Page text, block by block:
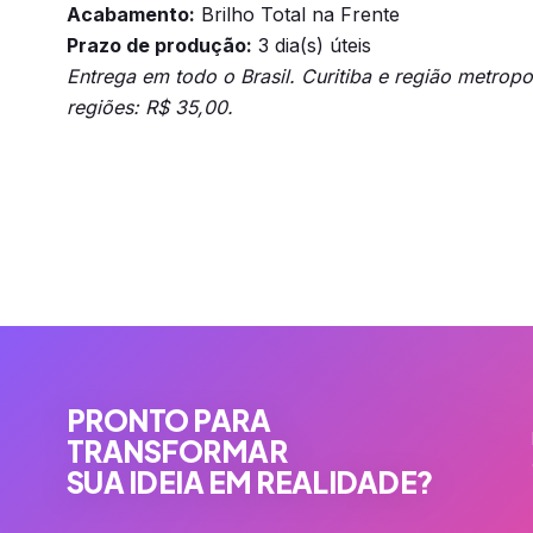
Acabamento: Brilho Total na Frente
Prazo de produção: 3 dia(s) úteis
Entrega em todo o Brasil. Curitiba e região
regiões: R$ 35,00.
PRONTO PARA
TRANSFORMAR
SUA IDEIA EM REALIDADE?